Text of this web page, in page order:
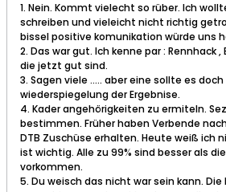
1. Nein. Kommt vielecht so rüber. Ich
schreiben und vieleicht nicht richtig
bissel positive komunikation würde uns
2. Das war gut. Ich kenne par : Rennhack ,
die jetzt gut sind.
3. Sagen viele ..... aber eine sollte es
wiederspiegelung der Ergebnise.
4. Kader angehörigkeiten zu ermiteln.
bestimmen. Früher haben Verbende
DTB Zuschüse erhalten. Heute weiß ich
ist wichtig. Alle zu 99% sind besser als
vorkommen.
5. Du weisch das nicht war sein kann.